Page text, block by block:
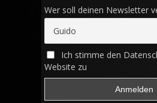
Wer soll deinen Newsletter
Ich stimme den
Website zu